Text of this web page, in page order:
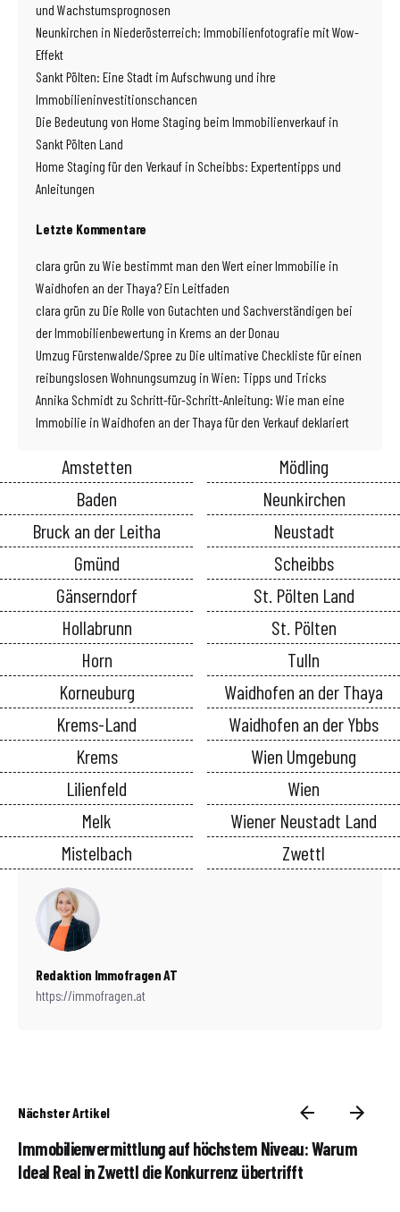
und Wachstumsprognosen
Neunkirchen in Niederösterreich: Immobilienfotografie mit Wow-
Effekt
Sankt Pölten: Eine Stadt im Aufschwung und ihre
Immobilieninvestitionschancen
Die Bedeutung von Home Staging beim Immobilienverkauf in
Sankt Pölten Land
Home Staging für den Verkauf in Scheibbs: Expertentipps und
Anleitungen
Letzte Kommentare
clara grün zu Wie bestimmt man den Wert einer Immobilie in
Waidhofen an der Thaya? Ein Leitfaden
clara grün zu Die Rolle von Gutachten und Sachverständigen bei
der Immobilienbewertung in Krems an der Donau
Umzug Fürstenwalde/Spree zu Die ultimative Checkliste für einen
reibungslosen Wohnungsumzug in Wien: Tipps und Tricks
Annika Schmidt zu Schritt-für-Schritt-Anleitung: Wie man eine
Immobilie in Waidhofen an der Thaya für den Verkauf deklariert
Amstetten
Baden
Bruck an der Leitha
Gmünd
Gänserndorf
Hollabrunn
Horn
Korneuburg
Krems-Land
Krems
Lilienfeld
Melk
Mistelbach
Mödling
Neunkirchen
Neustadt
Scheibbs
St. Pölten Land
St. Pölten
Tulln
Waidhofen an der Thaya
Waidhofen an der Ybbs
Wien Umgebung
Wien
Wiener Neustadt Land
Zwettl
Redaktion Immofragen AT
https://immofragen.at
Nächster Artikel
Immobilienvermittlung auf höchstem Niveau: Warum
Ideal Real in Zwettl die Konkurrenz übertrifft